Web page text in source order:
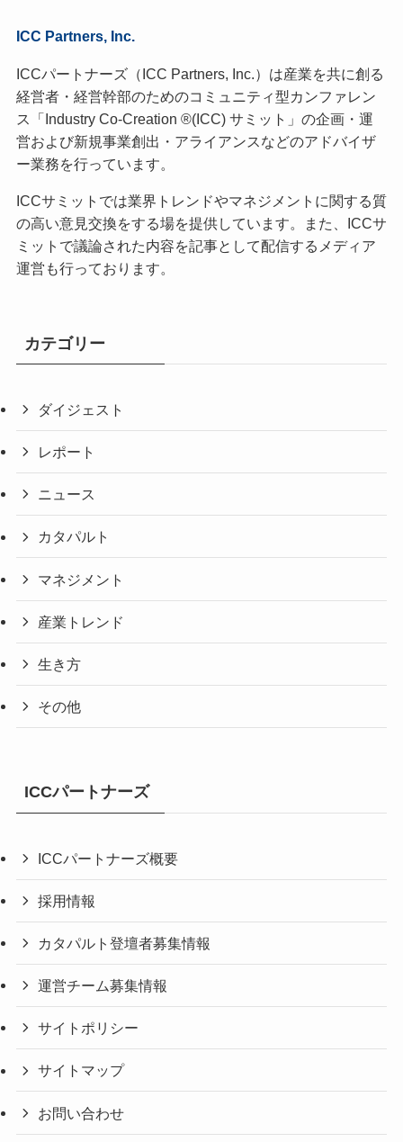
ICC Partners, Inc.
ICCパートナーズ（ICC Partners, Inc.）は産業を共に創る
経営者・経営幹部のためのコミュニティ型カンファレン
ス「Industry Co-Creation ®(ICC) サミット」の企画・運
営および新規事業創出・アライアンスなどのアドバイザ
ー業務を行っています。
ICCサミットでは業界トレンドやマネジメントに関する質
の高い意見交換をする場を提供しています。また、ICCサ
ミットで議論された内容を記事として配信するメディア
運営も行っております。
カテゴリー
ダイジェスト
レポート
ニュース
カタパルト
マネジメント
産業トレンド
生き方
その他
ICCパートナーズ
ICCパートナーズ概要
採用情報
カタパルト登壇者募集情報
運営チーム募集情報
サイトポリシー
サイトマップ
お問い合わせ